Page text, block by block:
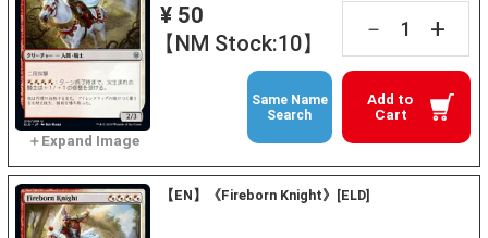
¥ 50
【NM Stock:10】
－ +
Add to
Cart
Same Name
Search
【EN】《Fireborn Knight》[ELD]